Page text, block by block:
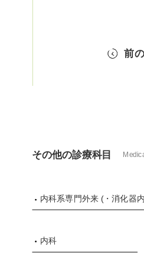
前
その他の診療科目
内科系専門外来 (・消化器
内科